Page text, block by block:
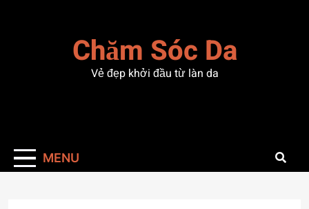
Chăm Sóc Da
Vẻ đẹp khởi đầu từ làn da
MENU